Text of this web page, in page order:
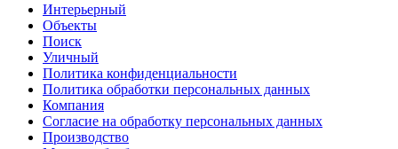
Интерьерный
Объекты
Поиск
Уличный
Политика конфиденциальности
Политика обработки персональных данных
Компания
Согласие на обработку персональных данных
Производство